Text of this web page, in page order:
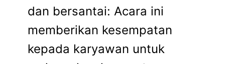
dan bersantai: Acara ini
memberikan kesempatan
kepada karyawan untuk